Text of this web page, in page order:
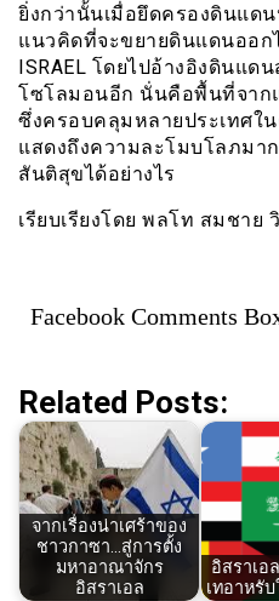
ยิ่งกว่านั้นเมื่อยึดครองดินแด
แนวคิดที่จะขยายดินแดนออกไ
ISRAEL โดยไปอ้างอิงดินแด
โซโลมอนอีก นั่นคือพื้นที่จาก
ซึ่งครอบคลุมหลายประเทศใ
แสดงถึงความละโมบโลภมา
สันติสุขได้อย่างไร
เรียบเรียงโดย พลโท สมชาย
Facebook Comments
Related Posts:
จากเรื่องน่าเศร้าของ
ชาวกาซา...สู่การตั้ง
มหาอาณาจักร
อิสราเอล
อิสราเอ
เทอาหรั